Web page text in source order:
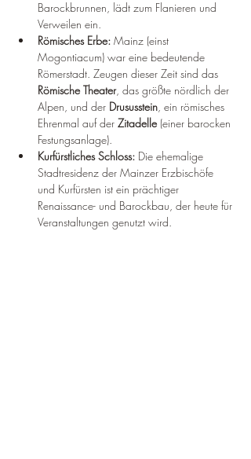
Barockbrunnen, lädt zum Flanieren und
Verweilen ein.
Römisches Erbe: Mainz (einst
Mogontiacum) war eine bedeutende
Römerstadt. Zeugen dieser Zeit sind das
Römische Theater, das größte nördlich der
Alpen, und der Drususstein , ein römisches
Ehrenmal auf der Zitadelle (einer barocken
Festungsanlage).
Kurfürstliches Schloss: Die ehemalige
Stadtresidenz der Mainzer Erzbischöfe
und Kurfürsten ist ein prächtiger
Renaissance- und Barockbau, der heute für
Veranstaltungen genutzt wird.